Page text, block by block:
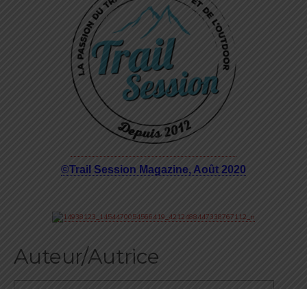
©Trail Session Magazine, Août 2020
Auteur/Autrice